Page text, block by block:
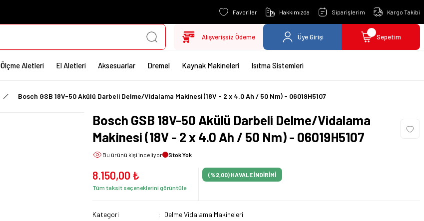
Favoriler Hakkımızda Siparişlerim Kargo Takibi
Alışverişsiz Ödeme Üye Girişi Sepetim
Ölçme Aletleri El Aletleri Aksesuarlar Dremel Kaynak Makineleri Isıtma Sistemleri
Bosch GSB 18V-50 Akülü Darbeli Delme/Vidalama Makinesi (18V - 2 x 4.0 Ah / 50 Nm) - 06019H5107
Bosch GSB 18V-50 Akülü Darbeli Delme/Vidalama
Makinesi (18V - 2 x 4.0 Ah / 50 Nm) - 06019H5107
Bu ürünü kişi inceliyor Stok Yok
8.150,00 ₺
Tüm taksit seçeneklerini görüntüle
(%2,00) HAVALE İNDİRİMİ
Kategori
Delme Vidalama Makineleri